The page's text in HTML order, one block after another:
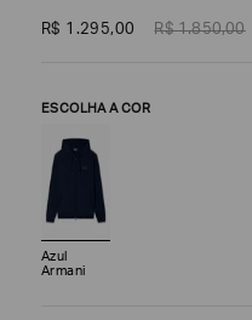
R$ 1 .295,00 R$ 1.850,00
ESCOLHA A COR
Azul
Armani